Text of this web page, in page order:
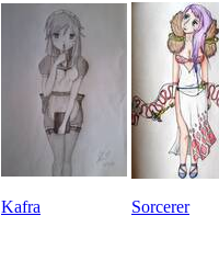
Kafra Sorcerer